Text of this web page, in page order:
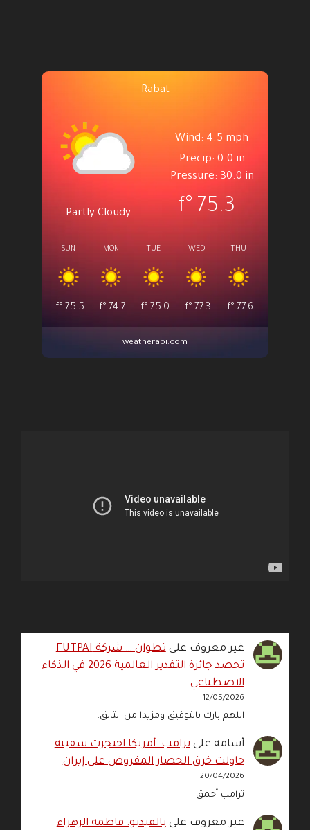
Rabat
Partly Cloudy
Wind: 4.5 mph
Precip: 0.0 in
Pressure: 30.0 in
75.3
°f
SUN
75.5
°f
MON
74.7
°f
TUE
75.0
°f
WED
77.3
°f
THU
77.6
°f
weatherapi.com
غير معروف على
تطوان … شركة FUTPAI
تحصد جائزة التقدير العالمية 2026 في الذكاء
الاصطناعي
12/05/2026
اللهم بارك بالتوفيق ومزيدا من التالق.
أسامة علىترامب: أمريكا احتجزت سفينة
حاولت خرق الحصار المفروض على إيران
20/04/2026
ترامب أحمق
غير معروف علىبالفيديو: فاطمة الزهراء